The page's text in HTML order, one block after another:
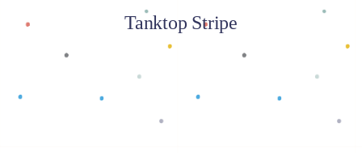
Tanktop Stripe